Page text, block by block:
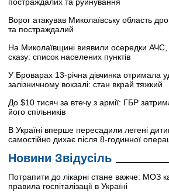
постраждалих та руйнування
Ворог атакував Миколаївську область
та постраждалий
На Миколаївщині виявили осередки АЧС,
сказу: список населених пунктів
У Броварах 13-річна дівчинка отримала
залізничному вокзалі: стан вкрай тяжкий
До $10 тисяч за втечу з армії: ГБР
його спільників
В Україні вперше пересадили легені
самостійно дихає після 8-годинної
Новини Звідусіль
Потрапити до лікарні стане важче: МОЗ
правила госпіталізації в Україні